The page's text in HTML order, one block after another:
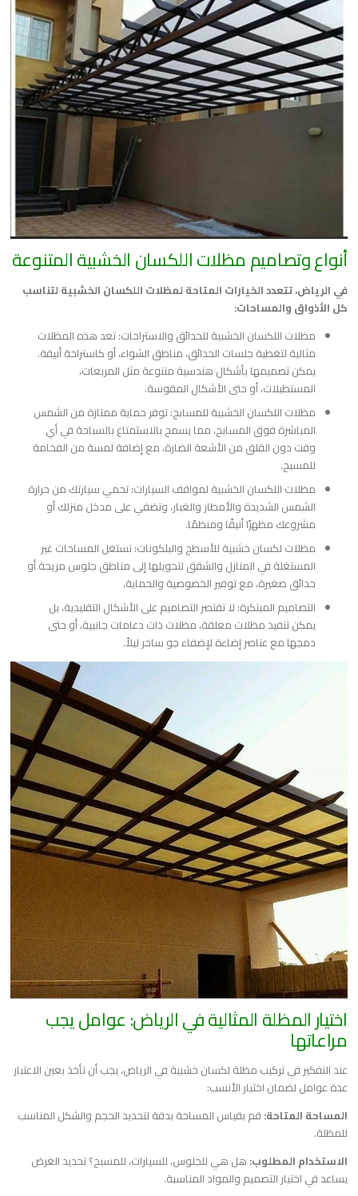
أنواع وتصاميم مظلات اللكسان الخشبية المتنوعة
في الرياض، تتعدد الخيارات المتاحة لمظلات اللكسان الخشبية لتناسب
كل الأذواق والمساحات:
مظلات اللكسان الخشبية للحدائق والاستراحات: تعد هذه المظلات
مثالية لتغطية جلسات الحدائق، مناطق الشواء، أو كاستراحة أنيقة.
يمكن تصميمها بأشكال هندسية متنوعة مثل المربعات،
المستطيلات، أو حتى الأشكال المقوسة.
مظلات اللكسان الخشبية للمسابح: توفر حماية ممتازة من الشمس
المباشرة فوق المسابح، مما يسمح بالاستمتاع بالسباحة في أي
وقت دون القلق من الأشعة الضارة، مع إضافة لمسة من الفخامة
للمسبح.
مظلات اللكسان الخشبية لمواقف السيارات: تحمي سيارتك من حرارة
الشمس الشديدة والأمطار والغبار، وتضفي على مدخل منزلك أو
مشروعك مظهرًا أنيقًا ومنظمًا.
مظلات لكسان خشبية للأسطح والبلكونات: تستغل المساحات غير
المستغلة في المنازل والشقق لتحويلها إلى مناطق جلوس مريحة أو
حدائق صغيرة، مع توفير الخصوصية والحماية.
التصاميم المبتكرة: لا تقتصر التصاميم على الأشكال التقليدية، بل
يمكن تنفيذ مظلات معلقة، مظلات ذات دعامات جانبية، أو حتى
دمجها مع عناصر إضاءة لإضفاء جو ساحر ليلاً.
اختيار المظلة المثالية في الرياض: عوامل يجب
مراعاتها
عند التفكير في تركيب مظلة لكسان خشبية في الرياض، يجب أن تأخذ بعين الاعتبار
عدة عوامل لضمان اختيار الأنسب:
المساحة المتاحة: قم بقياس المساحة بدقة لتحديد الحجم والشكل المناسب
للمظلة.
الاستخدام المطلوب: هل هي للجلوس، للسيارات، للمسبح؟ تحديد الغرض
يساعد في اختيار التصميم والمواد المناسبة.